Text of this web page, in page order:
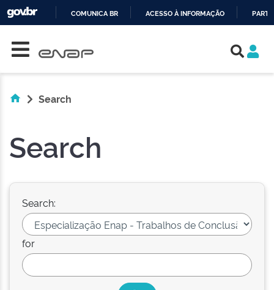
COMUNICA BR ACESSO À INFORMAÇÃO
Search
Search
Search:
for